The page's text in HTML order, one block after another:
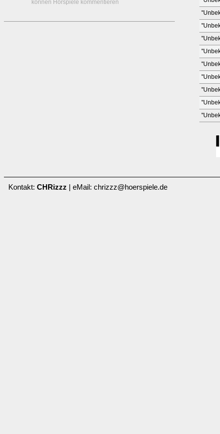
können Hörspiele kommentieren
Kontakt: CHRizzz | eMail: chrizzz@hoerspiele.de